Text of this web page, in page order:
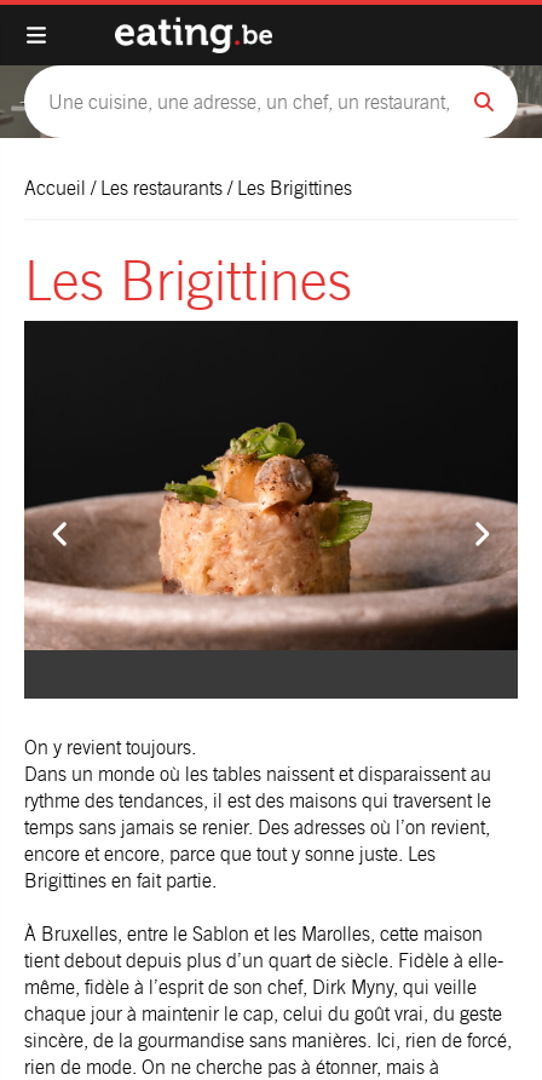
Accueil / Les restaurants / Les Brigittines
Les Brigittines
On y revient toujours.
Dans un monde où les tables naissent et disparaissent au
rythme des tendances, il est des maisons qui traversent le
temps sans jamais se renier. Des adresses où l’on revient,
encore et encore, parce que tout y sonne juste. Les
Brigittines en fait partie.
À Bruxelles, entre le Sablon et les Marolles, cette maison
tient debout depuis plus d’un quart de siècle. Fidèle à elle-
même, fidèle à l’esprit de son chef, Dirk Myny, qui veille
chaque jour à maintenir le cap, celui du goût vrai, du geste
sincère, de la gourmandise sans manières. Ici, rien de forcé,
rien de mode. On ne cherche pas à étonner, mais à